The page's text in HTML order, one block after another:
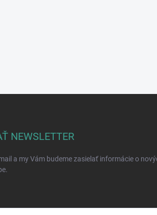
NEWSLETTER
a my Vám budeme zasielať informácie o